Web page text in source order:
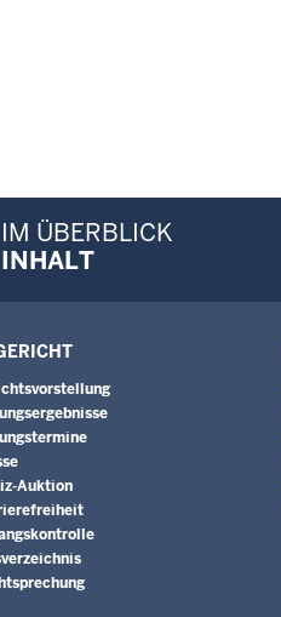
im Überblick:
IM ÜBERBLICK
INHALT
Auktion